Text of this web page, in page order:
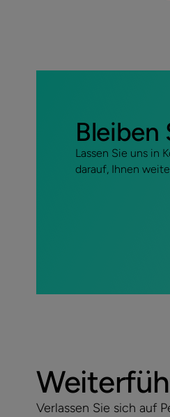
Bleiben
Lassen Sie uns in
darauf, Ihnen
Verlassen Sie sich auf